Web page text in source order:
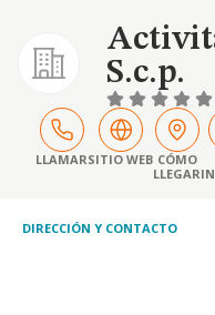
S.c.p.
LLAMARSITIO WEB CÓMO
LLEGAR
DIRECCIÓN Y CONTACTO